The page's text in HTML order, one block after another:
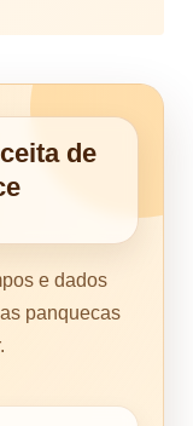
de
e dados
panquecas